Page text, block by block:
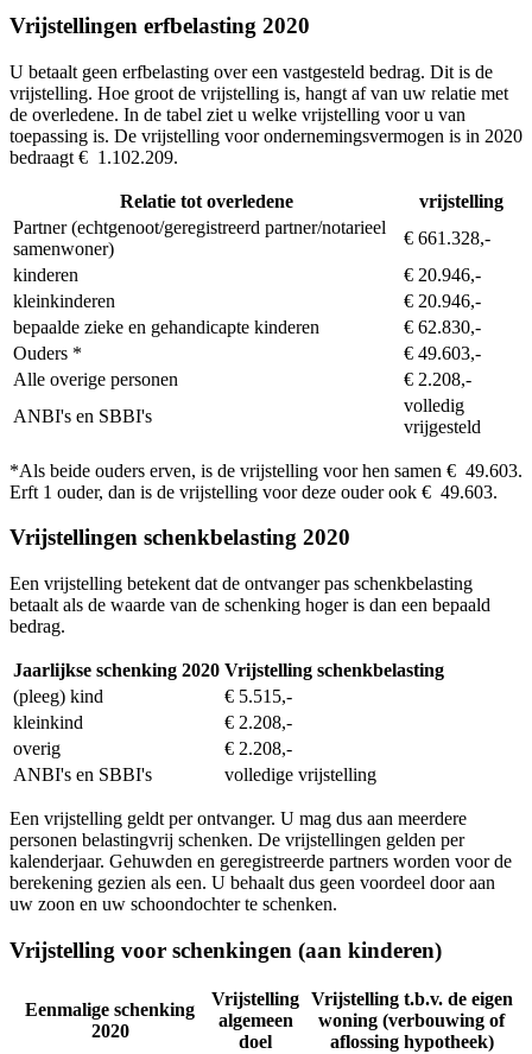
Vrijstellingen erfbelasting 2020
U betaalt geen erfbelasting over een vastgesteld bedrag. Dit is de
vrijstelling. Hoe groot de vrijstelling is, hangt af van uw relatie met
de overledene. In de tabel ziet u welke vrijstelling voor u van
toepassing is. De vrijstelling voor ondernemingsvermogen is in 2020
bedraagt € 1.102.209.
Relatie tot overledene
vrijstelling
Partner (echtgenoot/geregistreerd partner/notarieel
samenwoner)
€ 661.328,-
kinderen
€ 20.946,-
kleinkinderen
€ 20.946,-
bepaalde zieke en gehandicapte kinderen
€ 62.830,-
Ouders *
€ 49.603,-
Alle overige personen
€ 2.208,-
ANBI's en SBBI's
volledig
vrijgesteld
*Als beide ouders erven, is de vrijstelling voor hen samen € 49.603.
Erft 1 ouder, dan is de vrijstelling voor deze ouder ook € 49.603.
Vrijstellingen schenkbelasting 2020
Een vrijstelling betekent dat de ontvanger pas schenkbelasting
betaalt als de waarde van de schenking hoger is dan een bepaald
bedrag.
Jaarlijkse schenking 2020 Vrijstelling schenkbelasting
(pleeg) kind
€ 5.515,-
kleinkind
€ 2.208,-
overig
€ 2.208,-
ANBI's en SBBI's
volledige vrijstelling
Een vrijstelling geldt per ontvanger. U mag dus aan meerdere
personen belastingvrij schenken. De vrijstellingen gelden per
kalenderjaar. Gehuwden en geregistreerde partners worden voor de
berekening gezien als een. U behaalt dus geen voordeel door aan
uw zoon en uw schoondochter te schenken.
Vrijstelling voor schenkingen (aan kinderen)
Eenmalige schenking
2020
Vrijstelling
algemeen
doel
Vrijstelling t.b.v. de eigen
woning (verbouwing of
aflossing hypotheek)